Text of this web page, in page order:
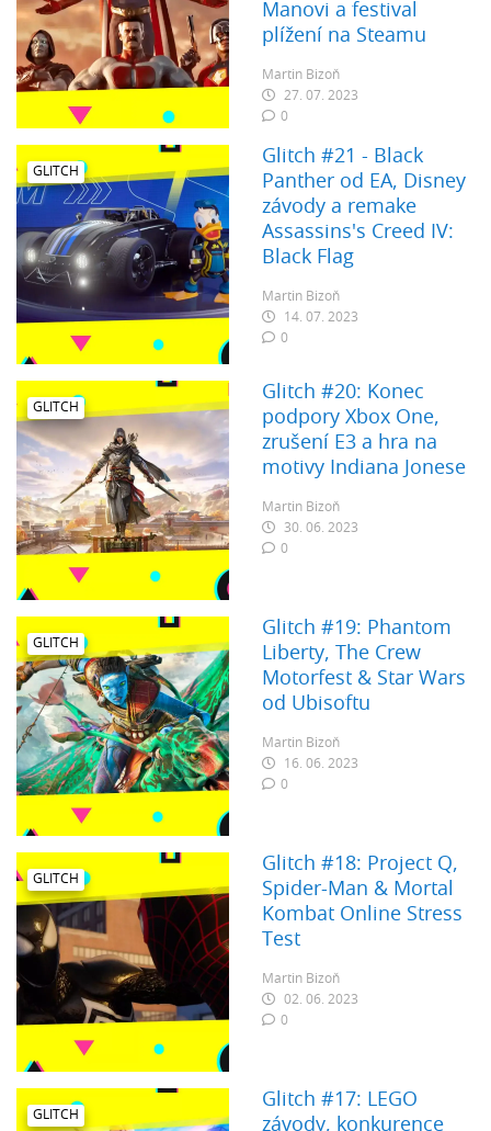
Manovi a festival
plížení na Steamu
Martin Bizoň
27. 07. 2023
0
GLITCH
Glitch #21 - Black
Panther od EA, Disney
závody a remake
Assassins's Creed IV:
Black Flag
Martin Bizoň
14. 07. 2023
0
GLITCH
Glitch #20: Konec
podpory Xbox One,
zrušení E3 a hra na
motivy Indiana Jonese
Martin Bizoň
30. 06. 2023
0
GLITCH
Glitch #19: Phantom
Liberty, The Crew
Motorfest & Star Wars
od Ubisoftu
Martin Bizoň
16. 06. 2023
0
GLITCH
Glitch #18: Project Q,
Spider-Man & Mortal
Kombat Online Stress
Test
Martin Bizoň
02. 06. 2023
0
GLITCH
Glitch #17: LEGO
závody, konkurence